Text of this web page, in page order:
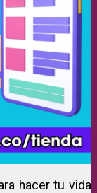
hacer tu vida